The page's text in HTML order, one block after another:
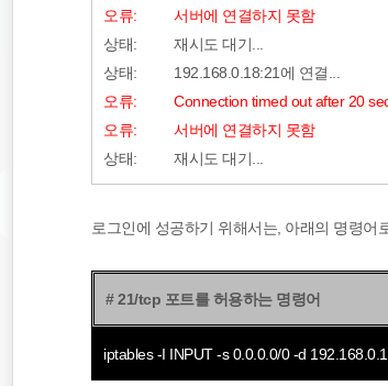
오류:
서버에 연결하지 못함
상태:
재시도 대기...
상태:
192.168.0.18:21에 연결...
오류:
Connection timed out after 20
오류:
서버에 연결하지 못함
상태:
재시도 대기...
로그인에 성공하기 위해서는, 아래의 명령어
# 21/tcp 포트를 허용하는 명령어
iptables -I INPUT -s 0.0.0.0/0 -d